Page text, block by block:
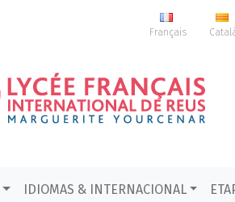
Français
IDIOMAS & INTERNACIONAL